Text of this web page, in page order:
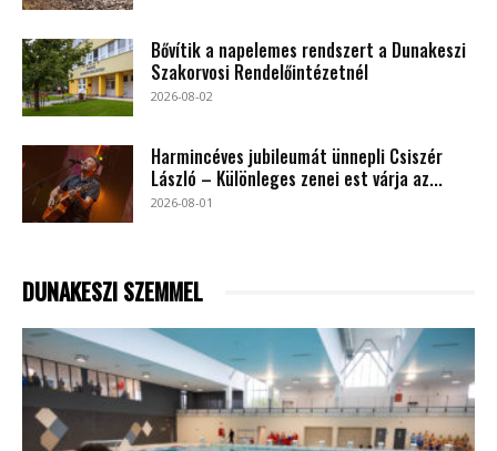
Bővítik a napelemes rendszert a Dunakeszi
Szakorvosi Rendelőintézetnél
2026-08-02
Harmincéves jubileumát ünnepli Csiszér
László – Különleges zenei est várja az...
2026-08-01
DUNAKESZI SZEMMEL